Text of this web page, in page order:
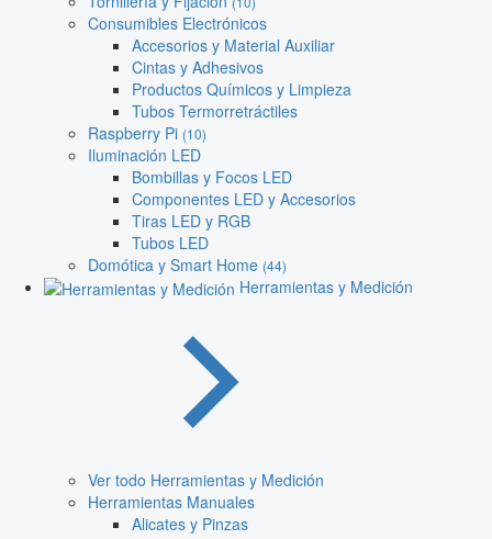
Consumibles Electrónicos
Accesorios y Material Auxiliar
Cintas y Adhesivos
Productos Químicos y Limpieza
Tubos Termorretráctiles
Raspberry Pi (10)
Iluminación LED
Bombillas y Focos LED
Componentes LED y Accesorios
Tiras LED y RGB
Tubos LED
Domótica y Smart Home (44)
Herramientas y Medición
Ver todo Herramientas y Medición
Herramientas Manuales
Alicates y Pinzas